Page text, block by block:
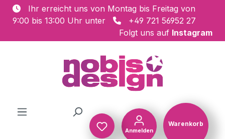
Zum Hauptinhalt springen
Ihr erreicht uns von Montag bis Freitag von
9:00 bis 13:00 Uhr unter
+49 721 56952 27
Folgt uns auf Instagram
Anmelden
Warenkorb